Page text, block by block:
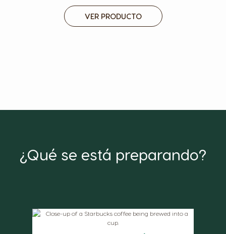
VER PRODUCTO
¿Qué se está preparando?